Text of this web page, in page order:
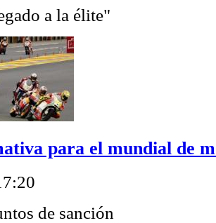
a la élite"
para el mundial de
de sanción